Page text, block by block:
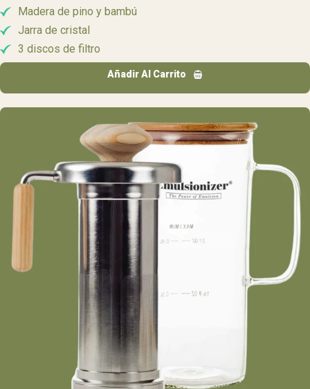
Madera de pino y bambú
Jarra de cristal
3 discos de filtro
Añadir Al Carrito